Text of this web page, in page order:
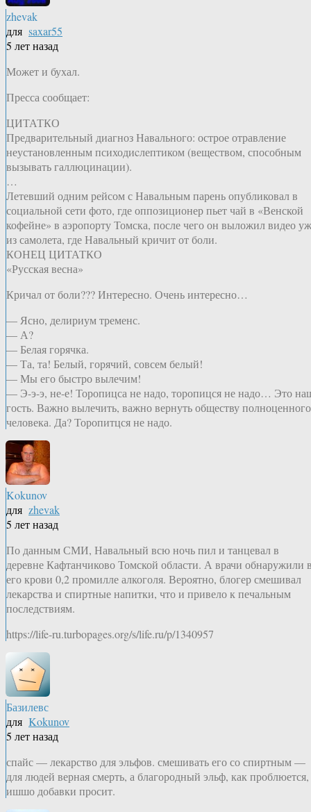
zhevak
для saxar55
5 лет назад
Может и бухал.
Пресса сообщает:
ЦИТАТКО
Предварительный диагноз Навального: острое отравление
неустановленным психодиcлептиком (веществом, способным
вызывать галлюцинации).
…
Летевший одним рейсом с Навальным парень опубликовал в
социальной сети фото, где оппозиционер пьет чай в «Венской
кофейне» в аэропорту Томска, после чего он выложил видео
из самолета, где Навальный кричит от боли.
КОНЕЦ ЦИТАТКО
«Русская весна»
Кричал от боли??? Интересно. Очень интересно…
— Ясно, делириум тременс.
— А?
— Белая горячка.
— Та, та! Белый, горячий, совсем белый!
— Мы его быстро вылечим!
— Э-э-э, не-е! Торопицса не надо, торопицся не надо… Это
гость. Важно вылечить, важно вернуть обществу полноценного
человека. Да? Торопитцся не надо.
Kokunov
для zhevak
5 лет назад
По данным СМИ, Навальный всю ночь пил и танцевал в
деревне Кафтанчиково Томской области. А врачи обнаружили
его крови 0,2 промилле алкоголя. Вероятно, блогер смешивал
лекарства и спиртные напитки, что и привело к печальным
последствиям.
https://life-ru.turbopages.org/s/life.ru/p/1340957
Базилевс
для Kokunov
5 лет назад
спайс — лекарство для эльфов. смешивать его со спиртным —
для людей верная смерть, а благородный эльф, как проблюется,
ишшо добавки просит.